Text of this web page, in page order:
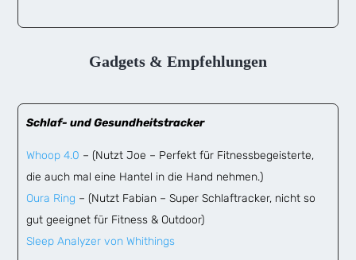
Gadgets & Empfehlungen
Schlaf- und Gesundheitstracker
Whoop 4.0 – (Nutzt Joe – Perfekt für Fitnessbegeisterte,
die auch mal eine Hantel in die Hand nehmen.)
Oura Ring – (Nutzt Fabian – Super Schlaftracker, nicht so
gut geeignet für Fitness & Outdoor)
Sleep Analyzer von Whithings